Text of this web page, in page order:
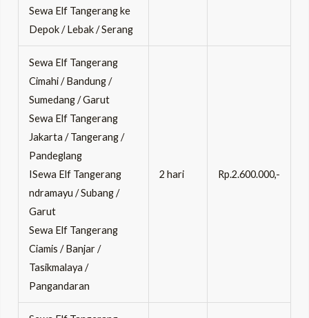
Sewa Elf Tangerang ke
Depok / Lebak / Serang
Sewa Elf Tangerang
Cimahi / Bandung /
Sumedang / Garut
Sewa Elf Tangerang
Jakarta / Tangerang /
Pandeglang
ISewa Elf Tangerang
ndramayu / Subang /
Garut
Sewa Elf Tangerang
Ciamis / Banjar /
Tasikmalaya /
Pangandaran
2 hari Rp.2.600.000,-